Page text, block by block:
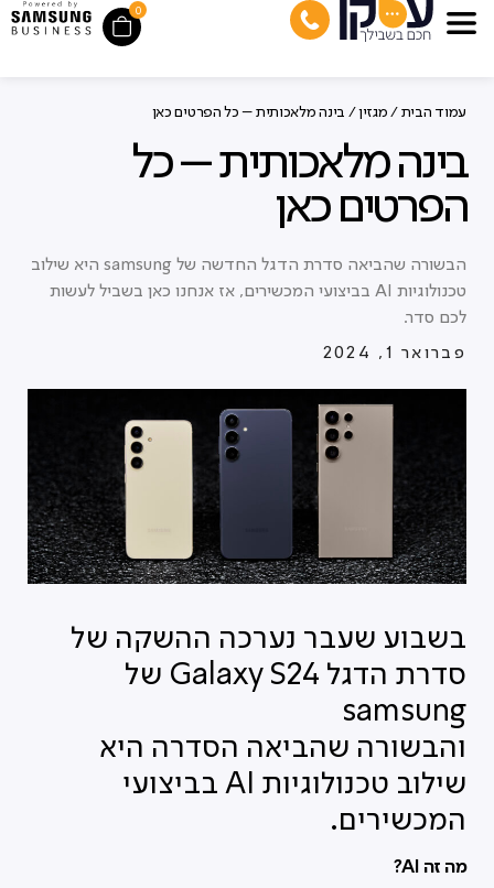
0
עמוד הבית / מגזין/ בינה מלאכותית – כל הפרטים כאן
בינה מלאכותית – כל
הפרטים כאן
הבשורה שהביאה סדרת הדגל החדשה של samsung היא שילוב
טכנולוגיות AI בביצועי המכשירים, אז אנחנו כאן בשביל לעשות
לכם סדר.
פברואר 1, 2024
בשבוע שעבר נערכה ההשקה של
סדרת הדגל Galaxy S24 של
samsung
והבשורה שהביאה הסדרה היא
שילוב טכנולוגיות AI בביצועי
המכשירים.
מה זה AI?